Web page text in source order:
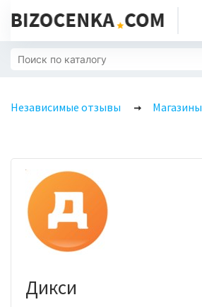
Независимые отзывы Магазины
Дикси